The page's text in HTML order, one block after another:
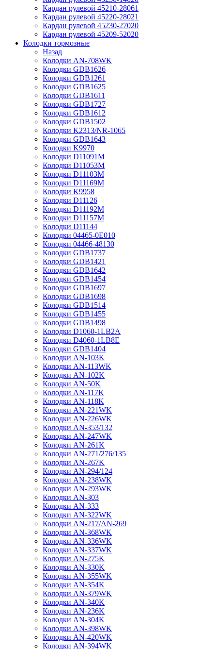
Кардан рулевой 45210-28061
Кардан рулевой 45220-28021
Кардан рулевой 45230-27020
Кардан рулевой 45209-52020
Колодки тормозные
Назад
Колодки AN-708WK
Колодки GDB1626
Колодки GDB1261
Колодки GDB1625
Колодки GDB1611
Колодки GDB1727
Колодки GDB1612
Колодки GDB1502
Колодки K2313/NR-1065
Колодки GDB1643
Колодки K9970
Колодки D11091M
Колодки D11053M
Колодки D11103M
Колодки D11169M
Колодки K9958
Колодки D11126
Колодки D11192M
Колодки D11157M
Колодки D11144
Колодки 04465-0E010
Колодки 04466-48130
Колодки GDB1737
Колодки GDB1421
Колодки GDB1642
Колодки GDB1454
Колодки GDB1697
Колодки GDB1698
Колодки GDB1514
Колодки GDB1455
Колодки GDB1498
Колодки D1060-1LB2A
Колодки D4060-1LB8E
Колодки GDB1404
Колодки AN-103K
Колодки AN-113WK
Колодки AN-102K
Колодки AN-50K
Колодки AN-117K
Колодки AN-118K
Колодки AN-221WK
Колодки AN-226WK
Колодки AN-353/132
Колодки AN-247WK
Колодки AN-261K
Колодки AN-271/276/135
Колодки AN-267K
Колодки AN-294/124
Колодки AN-238WK
Колодки AN-293WK
Колодки AN-303
Колодки AN-333
Колодки AN-322WK
Колодки AN-217/AN-269
Колодки AN-368WK
Колодки AN-336WK
Колодки AN-337WK
Колодки AN-275K
Колодки AN-330K
Колодки AN-355WK
Колодки AN-354K
Колодки AN-379WK
Колодки AN-340K
Колодки AN-236K
Колодки AN-304K
Колодки AN-398WK
Колодки AN-420WK
Колодки AN-394WK